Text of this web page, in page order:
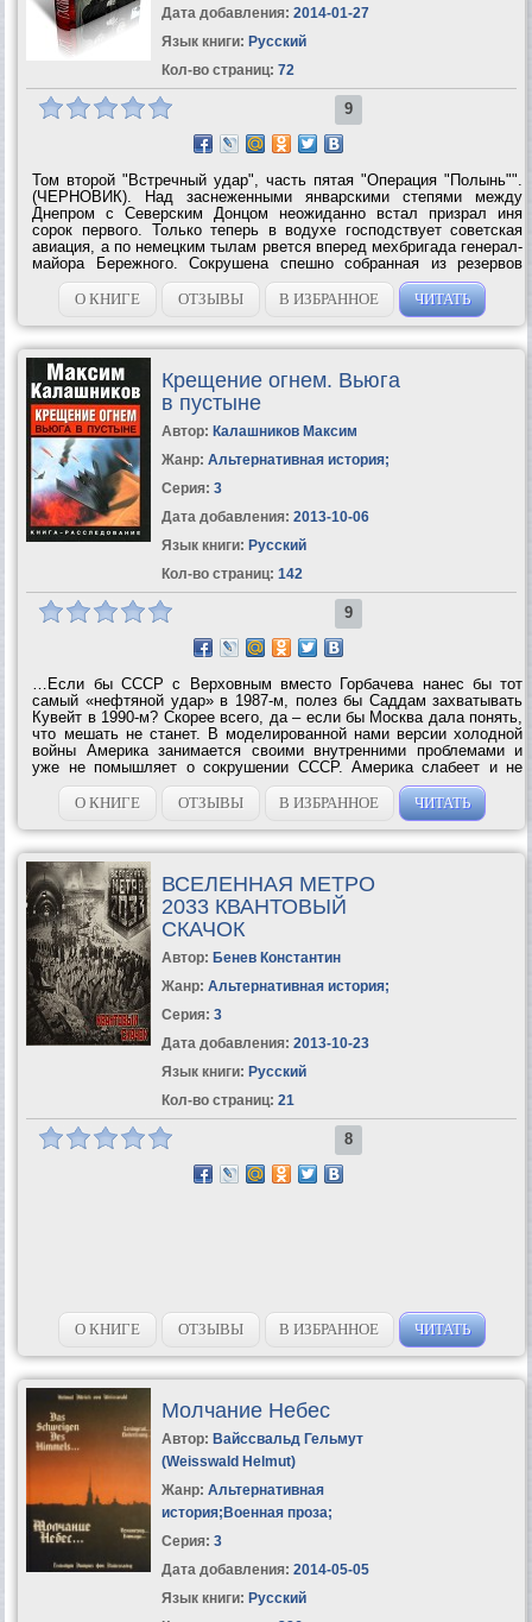
Дата добавления: 2014-01-27
Язык книги: Русский
Кол-во страниц: 72
9
Том второй "Встречный удар", часть пятая "Операция "Полынь"".
(ЧЕРНОВИК). Над заснеженными январскими степями между
Днепром с Северским Донцом неожиданно встал призрал иня
сорок первого. Только теперь в водухе господствует советская
авиация, а по немецким тылам рвется вперед мехбригада генерал-
майора Бережного. Сокрушена спешно собранная из резервов
кампфгруппа Гудериана. немецкие коммуникации, ведущие к
группе армий "Юг" полностью...
О КНИГЕ ОТЗЫВЫ В ИЗБРАННОЕ ЧИТАТЬ
Крещение огнем. Вьюга
в пустыне
Автор: Калашников Максим
Жанр: Альтернативная история;
Серия: 3
Дата добавления: 2013-10-06
Язык книги: Русский
Кол-во страниц: 142
9
…Если бы СССР с Верховным вместо Горбачева нанес бы тот
самый «нефтяной удар» в 1987-м, полез бы Саддам захватывать
Кувейт в 1990-м? Скорее всего, да – если бы Москва дала понять,
что мешать не станет. В моделированной нами версии холодной
войны Америка занимается своими внутренними проблемами и
уже не помышляет о сокрушении СССР. Америка слабеет и не
может полностью контролировать даже Ближний Восток. И потому
у Саддама Хусейна в таком...
О КНИГЕ ОТЗЫВЫ В ИЗБРАННОЕ ЧИТАТЬ
ВСЕЛЕННАЯ МЕТРО
2033 КВАНТОВЫЙ
СКАЧОК
Автор: Бенев Константин
Жанр: Альтернативная история;
Серия: 3
Дата добавления: 2013-10-23
Язык книги: Русский
Кол-во страниц: 21
8
О КНИГЕ ОТЗЫВЫ В ИЗБРАННОЕ ЧИТАТЬ
Молчание Небес
Автор: Вайссвальд Гельмут
(Weisswald Helmut)
Жанр: Альтернативная
история; Военная проза;
Серия: 3
Дата добавления: 2014-05-05
Язык книги: Русский